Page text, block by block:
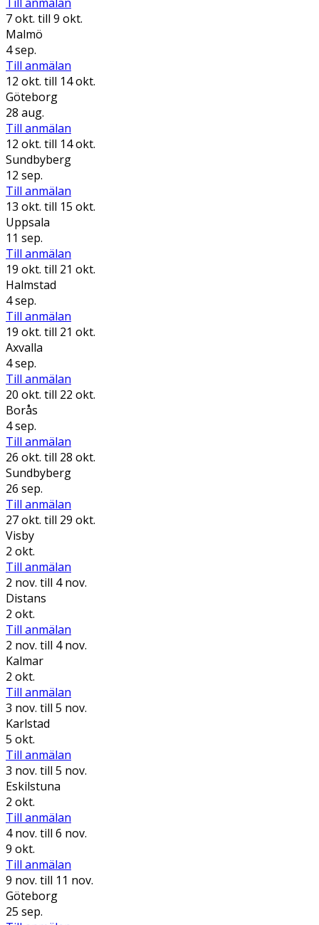
7 okt. till 9 okt.
Malmö
4 sep.
Till anmälan
12 okt. till 14 okt.
Göteborg
28 aug.
Till anmälan
12 okt. till 14 okt.
Sundbyberg
12 sep.
Till anmälan
13 okt. till 15 okt.
Uppsala
11 sep.
Till anmälan
19 okt. till 21 okt.
Halmstad
4 sep.
Till anmälan
19 okt. till 21 okt.
Axvalla
4 sep.
Till anmälan
20 okt. till 22 okt.
Borås
4 sep.
Till anmälan
26 okt. till 28 okt.
Sundbyberg
26 sep.
Till anmälan
27 okt. till 29 okt.
Visby
2 okt.
Till anmälan
2 nov. till 4 nov.
Distans
2 okt.
Till anmälan
2 nov. till 4 nov.
Kalmar
2 okt.
Till anmälan
3 nov. till 5 nov.
Karlstad
5 okt.
Till anmälan
3 nov. till 5 nov.
Eskilstuna
2 okt.
Till anmälan
4 nov. till 6 nov.
9 okt.
Till anmälan
9 nov. till 11 nov.
Göteborg
25 sep.